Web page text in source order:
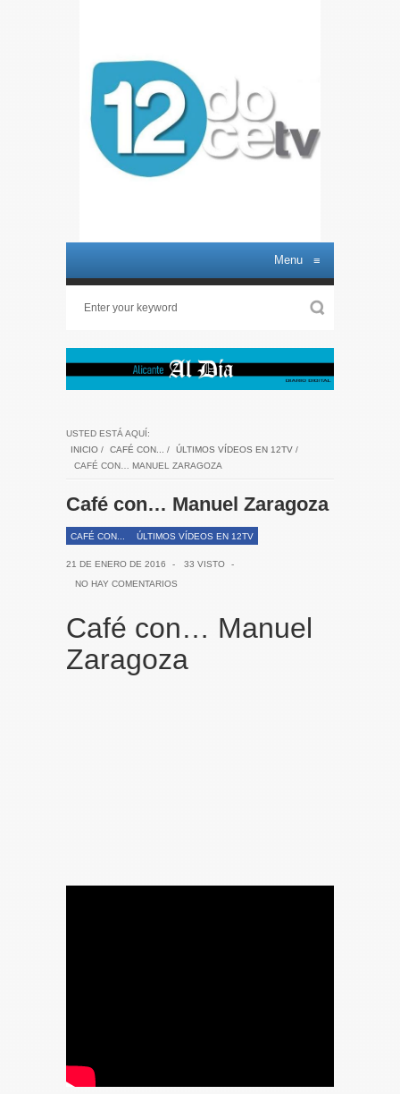
Menu ≡
USTED ESTÁ AQUÍ:
INICIO / CAFÉ CON... / ÚLTIMOS VÍDEOS EN 12TV /
CAFÉ CON… MANUEL ZARAGOZA
Café con… Manuel Zaragoza
CAFÉ CON... ÚLTIMOS VÍDEOS EN 12TV
21 DE ENERO DE 2016 - 33 VISTO
-
NO HAY COMENTARIOS
Café con… Manuel
Zaragoza